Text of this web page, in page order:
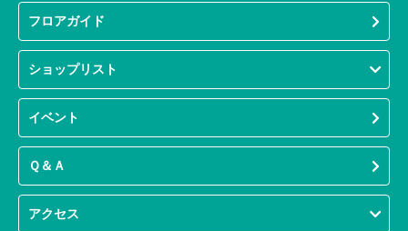
フロアガイド
ショップリスト
イベント
Ｑ＆Ａ
アクセス